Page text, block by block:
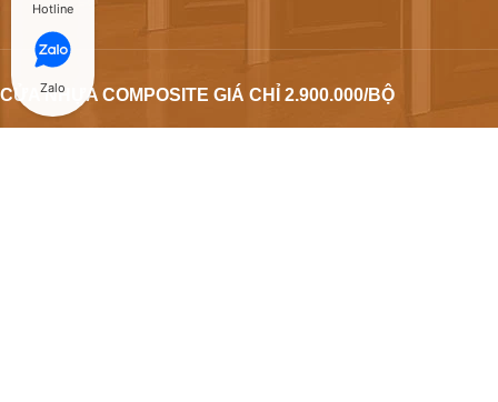
CỬA NHỰA COMPOSITE GIÁ CHỈ 2.900.000/BỘ
Hotline
Zalo